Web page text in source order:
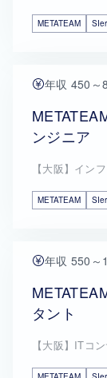
METATEAM
年収 450～
ンジニア
【大阪】イン
METATEAM
年収 550～
タント
【大阪】ITコ